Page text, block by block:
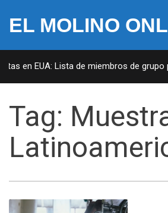
EL MOLINO
en EUA: Lista de miembros de grupo
Tag: